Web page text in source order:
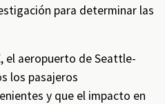
para determinar las
el aeropuerto de Seattle-
los pasajeros
y que el impacto en